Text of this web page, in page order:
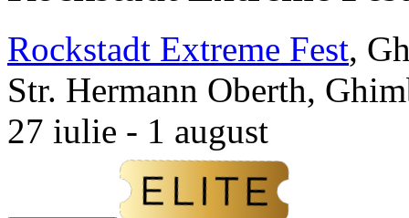
Rockstadt Extreme Fest,
Str. Hermann Oberth,
27 iulie - 1 august